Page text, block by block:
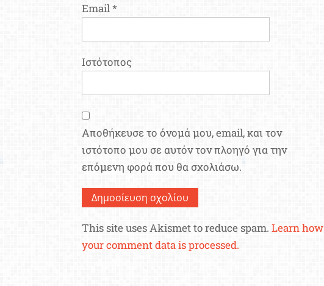
Email*
Ιστότοπος
Αποθήκευσε το όνομά μου, email, και τον
ιστότοπο μου σε αυτόν τον πλοηγό για την
επόμενη φορά που θα σχολιάσω.
This site uses Akismet to reduce spam.Learn how
your comment data is processed.